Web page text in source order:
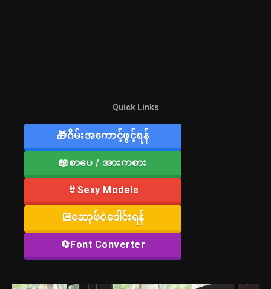
Quick Links
🎁ဂိမ်းအကောင့်ဖွင့်ရန်
📖စာပေ / အားကစား
👙Sexy Models
💽ဆော့ဖ်ဝဲဒေါင်းရန်
🔄Font Converter